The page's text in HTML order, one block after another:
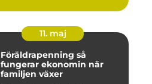
11. maj
Föräldrapenning så
fungerar ekonomin när
familjen växer